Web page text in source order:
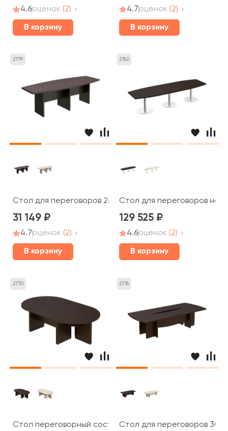
4.6оценок (2)
В корзину
4.7оценок (2)
В корзину
2779
Стол для переговоров 240x90x75 Born
31 149
4.7оценок (2)
В корзину
2762
Стол для переговоров на
129 525
4.6оценок (2)
В корзину
2770
Стол переговорный составной 280x160x75 Born
2776
Стол для переговоров